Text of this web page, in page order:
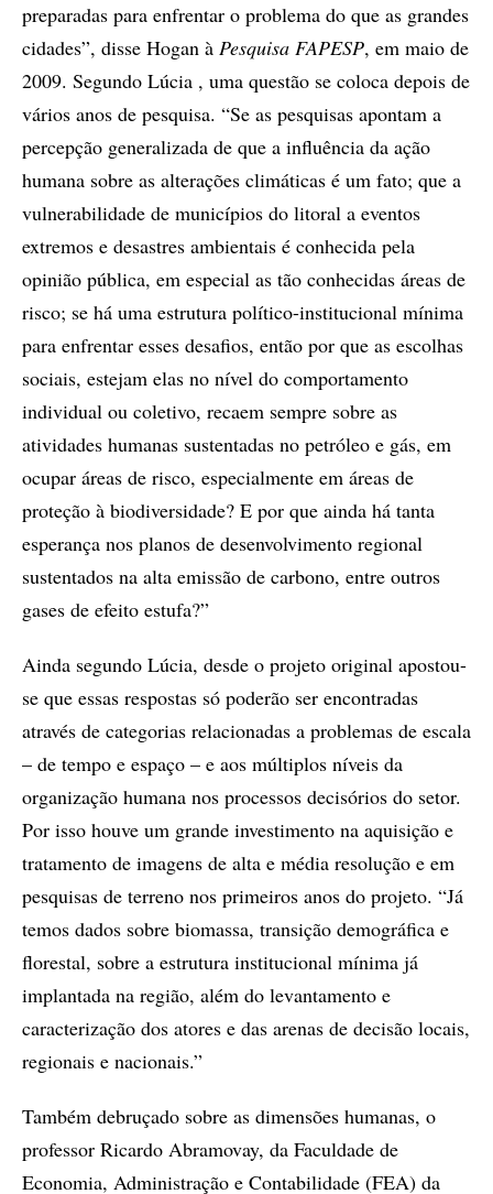
preparadas para enfrentar o problema do que as grandes
cidades”, disse Hogan à Pesquisa FAPESP, em maio de
2009. Segundo Lúcia , uma questão se coloca depois de
vários anos de pesquisa. “Se as pesquisas apontam a
percepção generalizada de que a influência da ação
humana sobre as alterações climáticas é um fato; que a
vulnerabilidade de municípios do litoral a eventos
extremos e desastres ambientais é conhecida pela
opinião pública, em especial as tão conhecidas áreas de
risco; se há uma estrutura político-institucional mínima
para enfrentar esses desafios, então por que as escolhas
sociais, estejam elas no nível do comportamento
individual ou coletivo, recaem sempre sobre as
atividades humanas sustentadas no petróleo e gás, em
ocupar áreas de risco, especialmente em áreas de
proteção à biodiversidade? E por que ainda há tanta
esperança nos planos de desenvolvimento regional
sustentados na alta emissão de carbono, entre outros
gases de efeito estufa?”
Ainda segundo Lúcia, desde o projeto original apostou-
se que essas respostas só poderão ser encontradas
através de categorias relacionadas a problemas de escala
– de tempo e espaço – e aos múltiplos níveis da
organização humana nos processos decisórios do setor.
Por isso houve um grande investimento na aquisição e
tratamento de imagens de alta e média resolução e em
pesquisas de terreno nos primeiros anos do projeto. “Já
temos dados sobre biomassa, transição demográfica e
florestal, sobre a estrutura institucional mínima já
implantada na região, além do levantamento e
caracterização dos atores e das arenas de decisão locais,
regionais e nacionais.”
Também debruçado sobre as dimensões humanas, o
professor Ricardo Abramovay, da Faculdade de
Economia, Administração e Contabilidade (FEA) da